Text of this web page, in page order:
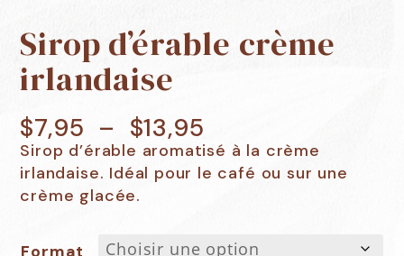
Sirop d’érable crème
irlandaise
$7,95 – $13,95
de
Sirop d’érable aromatisé à la crème
irlandaise. Idéal pour le café ou sur une
crème glacée.
Format